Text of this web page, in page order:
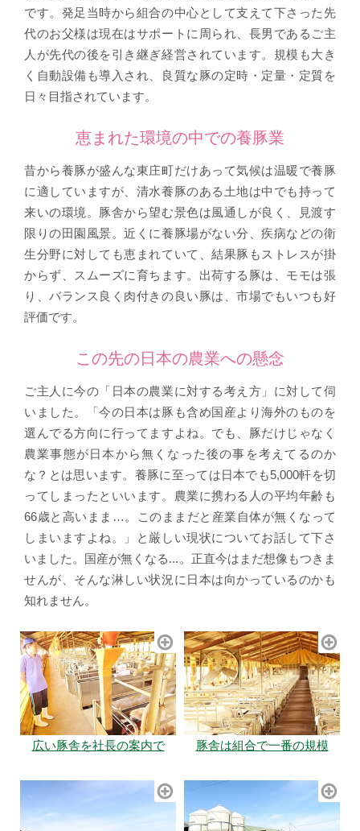
です。発足当時から組合の中心として支えて下さった先
代のお父様は現在はサポートに周られ、長男であるご主
人が先代の後を引き継ぎ経営されています。規模も大き
く自動設備も導入され、良質な豚の定時・定量・定質を
日々目指されています。
恵まれた環境の中での養豚業
昔から養豚が盛んな東庄町だけあって気候は温暖で養豚
に適していますが、清水養豚のある土地は中でも持って
来いの環境。豚舎から望む景色は風通しが良く、見渡す
限りの田園風景。近くに養豚場がない分、疾病などの衛
生分野に対しても恵まれていて、結果豚もストレスが掛
からず、スムーズに育ちます。出荷する豚は、モモは張
り、バランス良く肉付きの良い豚は、市場でもいつも好
評価です。
この先の日本の農業への懸念
ご主人に今の「日本の農業に対する考え方」に対して伺
いました。「今の日本は豚も含め国産より海外のものを
選んでる方向に行ってますよね。でも、豚だけじゃなく
農業事態が日本から無くなった後の事を考えてるのか
な？とは思います。養豚に至っては日本でも5,000軒を切
ってしまったといいます。農業に携わる人の平均年齢も
66歳と高いまま…。このままだと産業自体が無くなって
しまいますよね。」と厳しい現状についてお話して下さ
いました。国産が無くなる...。正直今はまだ想像もつきま
せんが、そんな淋しい状況に日本は向かっているのかも
知れません。
広い豚舎を社長の案内で 豚舎は組合で一番の規模